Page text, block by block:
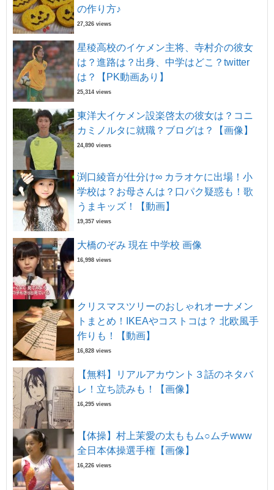
の作り方♪
27,326 views
星稜高校のイケメン主将、寺村介の彼女
は？進路は？出身、中学はどこ？twitter
は？【PK動画あり】
25,314 views
東洋大イケメン設楽啓太の彼女は？コニ
カミノルタに就職？ブログは？【画像】
24,890 views
渕口綾音が仕分け∞ カラオケに出場！小
学校は？お母さんは？口パク疑惑も！歌
うまキッズ！【動画】
19,357 views
大橋のぞみ 現在 中学校 画像
16,998 views
クリスマスツリーのおしゃれオーナメン
トまとめ！IKEAやコストコは？ 北欧風手
作りも！【動画】
16,828 views
【無料】リアルアカウント３話のネタバ
レ！立ち読みも！【画像】
16,295 views
【体操】村上茉愛の太ももム○ムチwww
全日本体操選手権【画像】
16,226 views